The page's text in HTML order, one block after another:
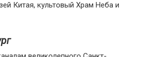
Китая, культовый Храм Неба и